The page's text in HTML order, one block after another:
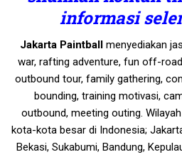
informasi
Jakarta Paintballmenyediakan
war, rafting adventure, fun off-
outbound tour, family gathering,
bounding, training motivasi,
outbound, meeting outing.
kota-kota besar di Indonesia;
Bekasi, Sukabumi, Bandung,